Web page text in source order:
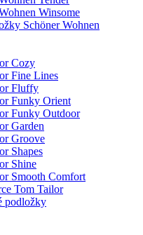
Winsome
Schöner Wohnen
Cozy
Fine Lines
Fluffy
Funky Orient
Funky Outdoor
Garden
Groove
Shapes
Shine
Smooth Comfort
Tom Tailor
podložky